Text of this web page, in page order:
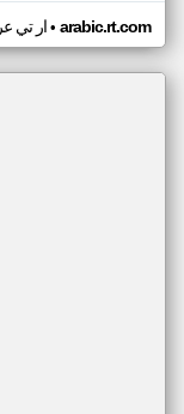
ار تي• arabic.rt.com